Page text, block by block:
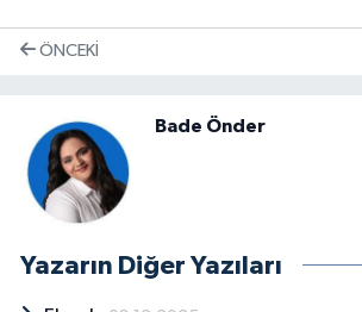
ÖNCEKI
Bade Önder
Yazarın Diğer Yazıları